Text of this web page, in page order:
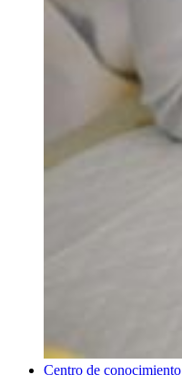
Centro de conocimiento